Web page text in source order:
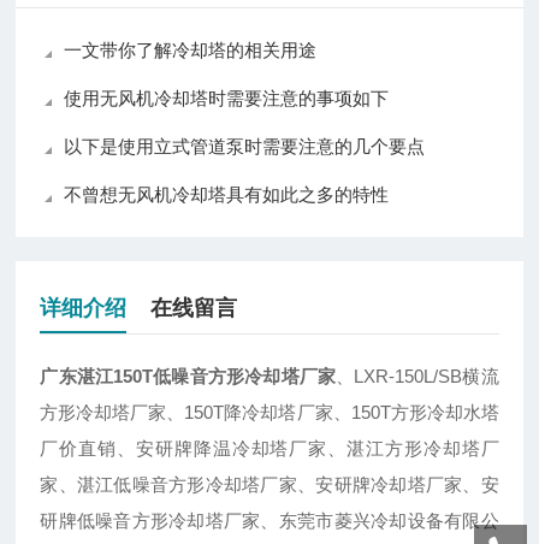
一文带你了解冷却塔的相关用途
使用无风机冷却塔时需要注意的事项如下
以下是使用立式管道泵时需要注意的几个要点
不曾想无风机冷却塔具有如此之多的特性
详细介绍 在线留言
广东湛江150T低噪音方形冷却塔厂家 、LXR-150L/SB横流
方形冷却塔厂家、150T降冷却塔厂家、150T方形冷却水塔
厂价直销、安研牌降温冷却塔厂家、湛江方形冷却塔厂
家、湛江低噪音方形冷却塔厂家、安研牌冷却塔厂家、安
研牌低噪音方形冷却塔厂家、东莞市菱兴冷却设备有限公